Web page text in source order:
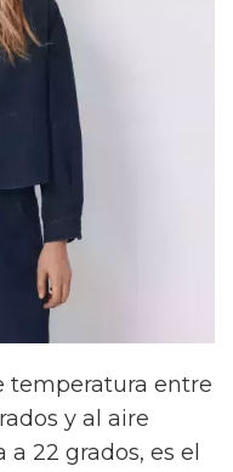
temperatura entre
y al aire
22 grados, es el